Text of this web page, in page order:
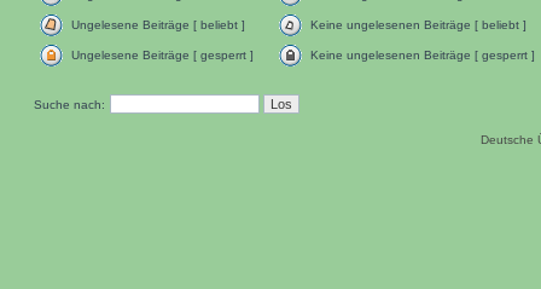
Ungelesene Beiträge [ beliebt ] Keine ungelesenen Beiträge [ beliebt ]
Ungelesene Beiträge [ gesperrt ] Keine ungelesenen Beiträge [ gesperrt ]
Suche nach:
Deutsche